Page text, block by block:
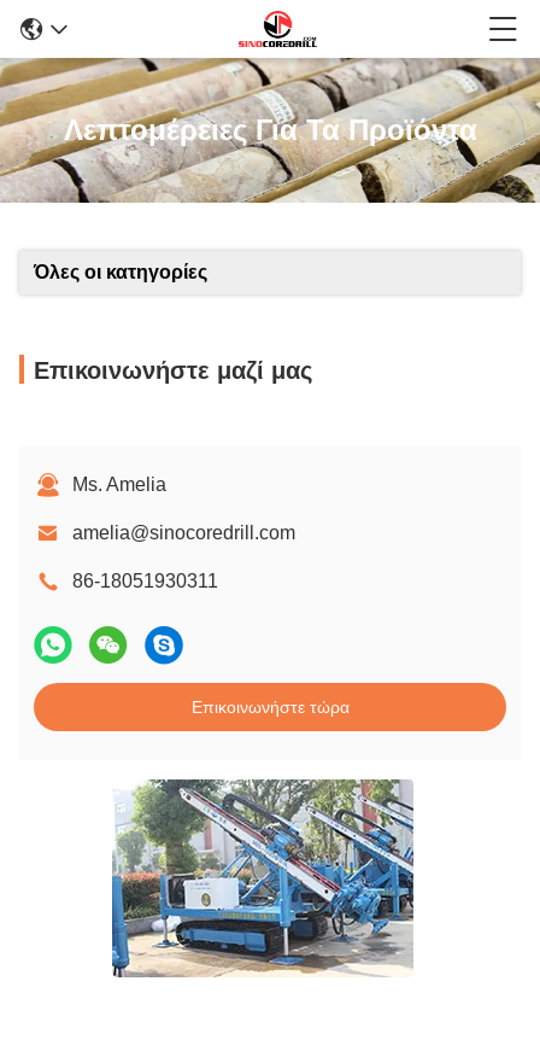
Λεπτομέρειες Για Τα Προϊόντα
Όλες οι κατηγορίες
Επικοινωνήστε μαζί μας
Ms. Amelia
amelia@sinocoredrill.com
86-18051930311
Επικοινωνήστε τώρα